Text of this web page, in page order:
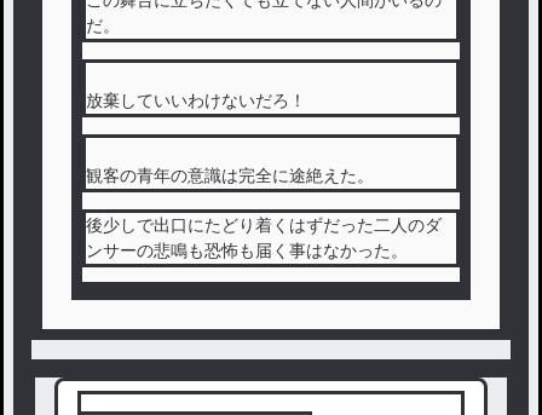
だ。
放棄していいわけないだろ！
観客の青年の意識は完全に途絶えた。
後少しで出口にたどり着くはずだった二人のダ
ンサーの悲鳴も恐怖も届く事はなかった。